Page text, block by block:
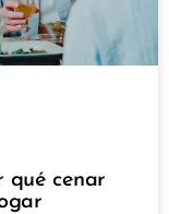
qué cenar